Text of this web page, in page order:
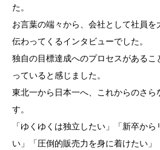
た。
お言葉の端々から、会社として社員
伝わってくるインタビューでした。
独自の目標達成へのプロセスがある
っていると感じました。
東北一から日本一へ、これからのさ
す。
「ゆくゆくは独立したい」「新卒か
い」「圧倒的販売力を身に着けたい」